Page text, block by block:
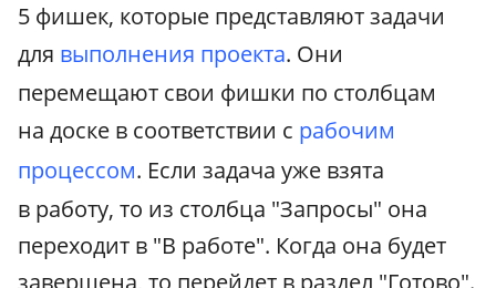
5 фишек, которые представляют задачи
для выполнения проекта. Они
перемещают свои фишки по столбцам
на доске в соответствии с рабочим
процессом. Если задача уже взята
в работу, то из столбца "Запросы" она
переходит в "В работе". Когда она будет
завершена, то перейдет в раздел "Готово".